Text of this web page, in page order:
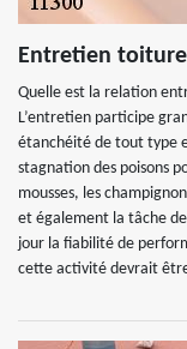
Entretien toiture
Quelle est la relation
L’entretien participe
étanchéité de tout type
stagnation des poisons
mousses, les
et également la tâche
jour la fiabilité de
cette activité devrait